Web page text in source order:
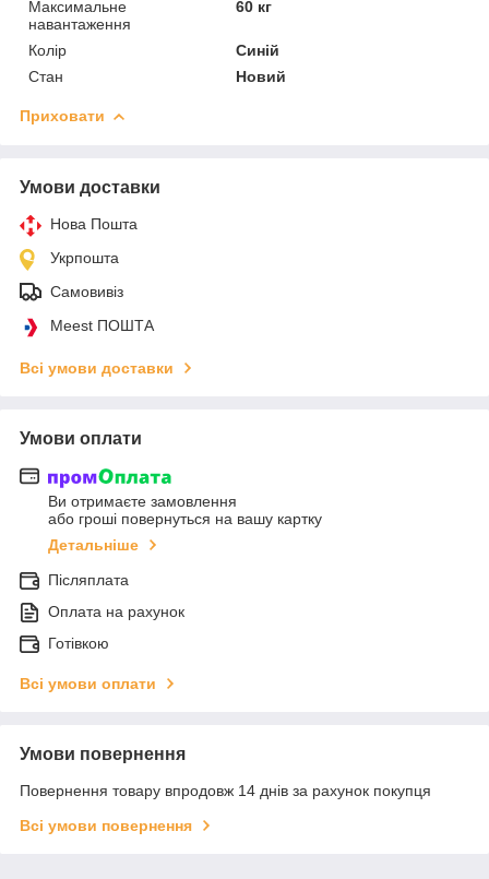
Максимальне
навантаження
60 кг
Колір
Синій
Стан
Новий
Приховати
Умови доставки
Нова Пошта
Укрпошта
Самовивіз
Meest ПОШТА
Всі умови доставки
Умови оплати
Ви отримаєте замовлення
або гроші повернуться на вашу картку
Детальніше
Післяплата
Оплата на рахунок
Готівкою
Всі умови оплати
Умови повернення
Повернення товару впродовж 14 днів за рахунок покупця
Всі умови повернення